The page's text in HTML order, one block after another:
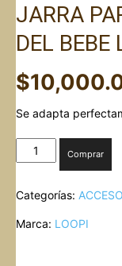
JARRA
DEL BEBE
$
Se adapta
JARRA
PARA
LA
DEL
Comprar
Categorías:
Marca: LOOPI